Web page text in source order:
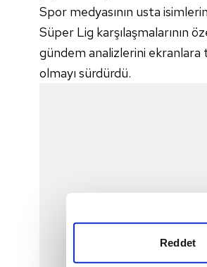
Reddet
Spor medyasının usta
Süper Lig karşılaşmalarının
gündem analizlerini ekranlara
olmayı sürdürdü.